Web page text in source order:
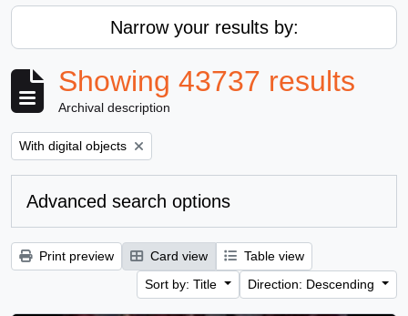
Narrow your results by:
Showing 43737 results
Archival description
Remove filter:
With digital objects
Advanced search options
Print preview Card view
Table view
Sort by: Title
Direction: Descending